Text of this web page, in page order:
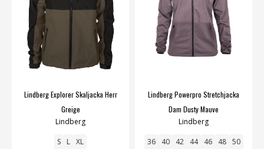
Lindberg Explorer Skaljacka Herr
Greige
Lindberg
S L XL
Lindberg Powerpro Stretchjacka
Dam Dusty Mauve
Lindberg
36 40 42 44 46 48 50